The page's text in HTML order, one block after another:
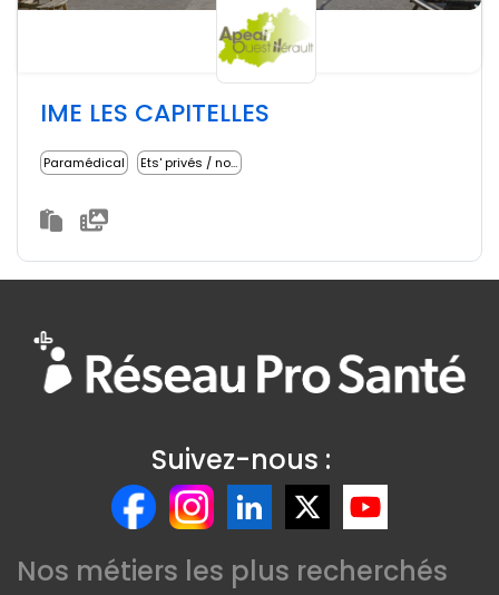
IME LES CAPITELLES
Paramédical Ets' privés / non lucratifs
Suivez-nous :
Nos métiers les plus recherchés